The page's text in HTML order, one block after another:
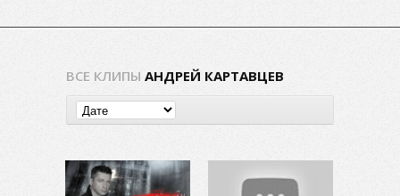
ВСЕ КЛИПЫ АНДРЕЙ КАРТАВЦЕВ